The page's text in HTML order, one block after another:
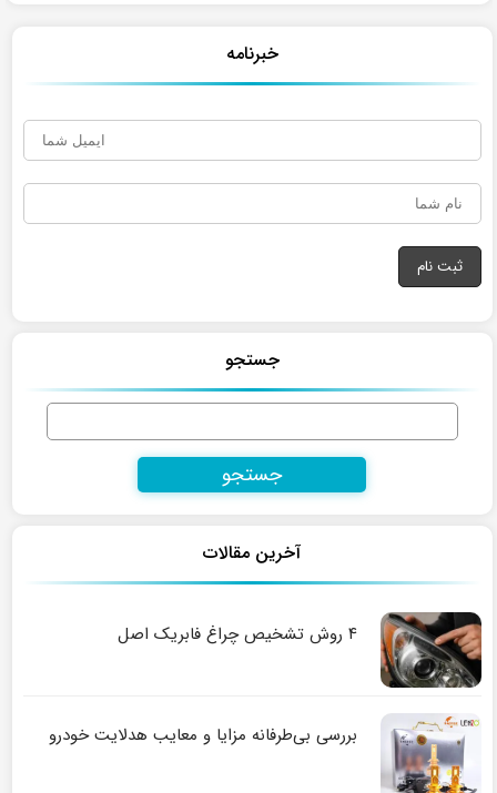
خبرنامه
جستجو
جستجو
آخرین مقالات
۴ روش تشخیص چراغ فابریک اصل
بررسی بی‌طرفانه مزایا و معایب هدلایت خودرو